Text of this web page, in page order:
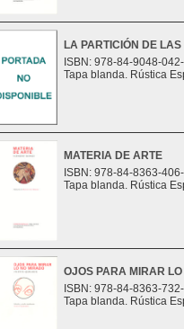
LA PARTICIÓN DE
ISBN: 978-84-9048-
Tapa blanda. Rústica
MATERIA DE ARTE
ISBN: 978-84-8363-
Tapa blanda. Rústica
OJOS PARA MIRAR
ISBN: 978-84-8363-
Tapa blanda. Rústica